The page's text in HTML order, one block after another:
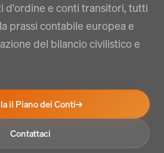
d'ordine e conti transitori, tutti
prassi contabile europea e
del bilancio civilistico e
il Piano dei Conti→
Contattaci